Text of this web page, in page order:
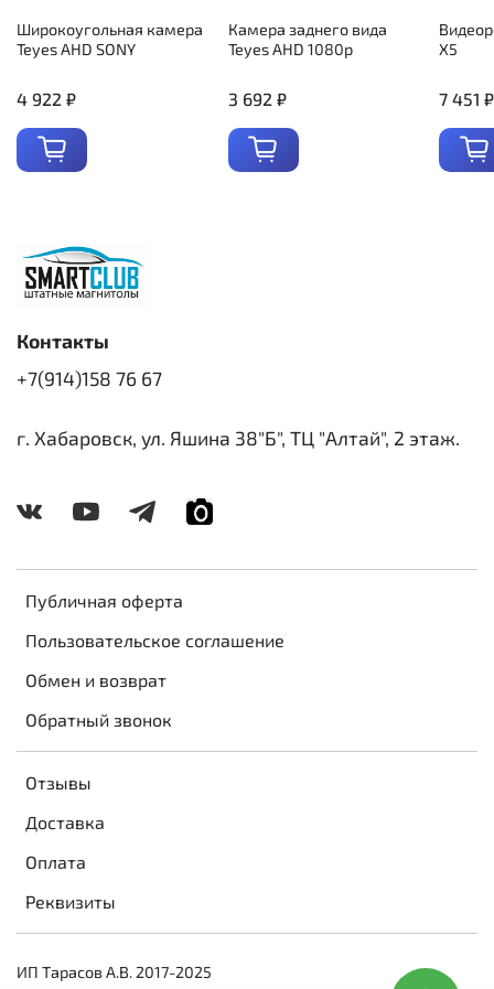
Широкоугольная камера
Teyes AHD SONY
4 922 ₽
Камера заднего вида
Teyes AHD 1080p
3 692 ₽
X5
7 451 ₽
Публичная оферта
Пользовательское соглашение
Обмен и возврат
Обратный звонок
Отзывы
Доставка
Оплата
Реквизиты
Контакты
+7(914)158 76 67
г. Хабаровск, ул. Яшина 38"Б", ТЦ "Алтай", 2 этаж.
ИП Тарасов А.В. 2017-2025